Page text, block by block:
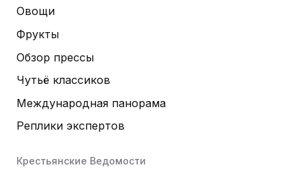
Овощи
Фрукты
Обзор прессы
Чутьё классиков
Международная панорама
Реплики экспертов
Крестьянские Ведомости